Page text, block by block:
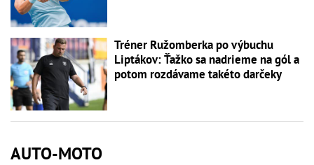
Tréner Ružomberka po výbuchu
Liptákov: Ťažko sa nadrieme na gól a
potom rozdávame takéto darčeky
AUTO-MOTO